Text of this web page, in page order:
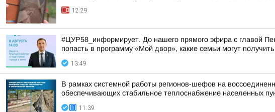
12:29
#ЦУР58_информирует. До нашего прямого эфира с главой
попасть в программу «Мой двор», какие семьи могут
13:49
В рамках системной работы регионов-шефов на
обеспечивающих стабильное теплоснабжение населенных
11:39